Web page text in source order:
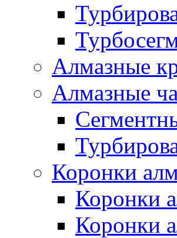
Алмазные
Алмазные
Коронки
Коронки
Коронки